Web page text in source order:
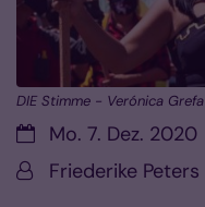
DIE Stimme - Verónica Grefa
Datum:Mo. 7. Dez. 2020
Von:Friederike Peters